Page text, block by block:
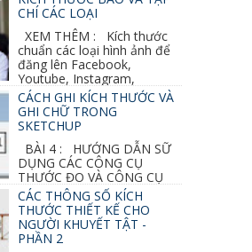
CHÍ CÁC LOẠI
XEM THÊM : Kích thước
chuẩn các loại hình ảnh để
đăng lên Facebook,
Youtube, Instagram,
CÁCH GHI KÍCH THƯỚC VÀ
GHI CHỮ TRONG
SKETCHUP
BÀI 4 : HƯỚNG DẪN SỮ
DỤNG CÁC CÔNG CỤ
THƯỚC ĐO VÀ CÔNG CỤ
3D TRONG SKETCHUP Ở bài
CÁC THÔNG SỐ KÍCH
THƯỚC THIẾT KẾ CHO
NGƯỜI KHUYẾT TẬT -
PHẦN 2